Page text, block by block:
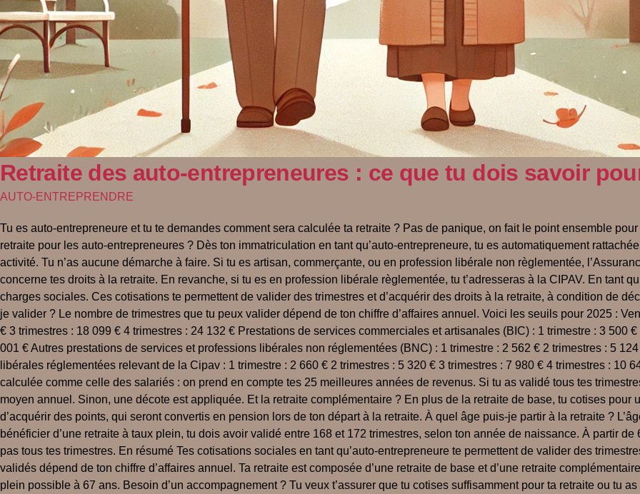
Retraite des auto-entrepreneures : ce que tu dois savoir
AUTO-ENTREPRENDRE
Tu es auto-entrepreneure et tu te demandes comment sera calculée ta retraite ? Pas de panique, on fait le point ensemble
retraite pour les auto-entrepreneures ? Dès ton immatriculation en tant qu’auto-entrepreneure, tu es automatiquement
activité. Tu n’as aucune démarche à faire. Si tu es artisan, commerçante, ou en profession libérale non règlementée,
concerne tes droits à la retraite. En revanche, si tu es en profession libérale règlementée, tu t’adresseras à la CIPAV. En tant
charges sociales. Ces cotisations te permettent de valider des trimestres et d’acquérir des droits à la retraite, à condition de
je valider ? Le nombre de trimestres que tu peux valider dépend de ton chiffre d’affaires annuel. Voici les seuils pour 2025 :
€ 3 trimestres : 18 099 € 4 trimestres : 24 132 € Prestations de services commerciales et artisanales (BIC) : 1 trimestre : 3 500
001 € Autres prestations de services et professions libérales non réglementées (BNC) : 1 trimestre : 2 562 € 2 trimestres : 5
libérales réglementées relevant de la Cipav : 1 trimestre : 2 660 € 2 trimestres : 5 320 € 3 trimestres : 7 980 € 4 trimestres : 10
calculée comme celle des salariés : on prend en compte tes 25 meilleures années de revenus. Si tu as validé tous tes
moyen annuel. Sinon, une décote est appliquée. Et la retraite complémentaire ? En plus de la retraite de base, tu cotises pour
d’acquérir des points, qui seront convertis en pension lors de ton départ à la retraite. À quel âge puis-je partir à la retraite ?
bénéficier d’une retraite à taux plein, tu dois avoir validé entre 168 et 172 trimestres, selon ton année de naissance. À partir
pas tous tes trimestres. En résumé Tes cotisations sociales en tant qu’auto-entrepreneure te permettent de valider des
validés dépend de ton chiffre d’affaires annuel. Ta retraite est composée d’une retraite de base et d’une retraite
plein possible à 67 ans. Besoin d’un accompagnement ? Tu veux t’assurer que tu cotises suffisamment pour ta retraite ou tu